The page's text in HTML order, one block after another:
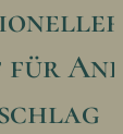
für